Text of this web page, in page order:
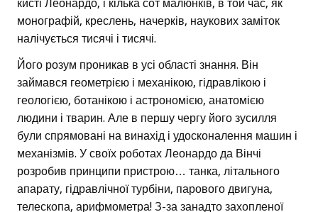
кисті Леонардо, і кілька сот малюнків, в той час, як
монографій, креслень, начерків, наукових заміток
налічується тисячі і тисячі.
Його розум проникав в усі області знання. Він
займався геометрією і механікою, гідравлікою і
геологією, ботанікою і астрономією, анатомією
людини і тварин. Але в першу чергу його зусилля
були спрямовані на винахід і удосконалення машин і
механізмів. У своїх роботах Леонардо да Вінчі
розробив принципи пристрою… танка, літального
апарату, гідравлічної турбіни, парового двигуна,
телескопа, арифмометра! З-за занадто захопленої